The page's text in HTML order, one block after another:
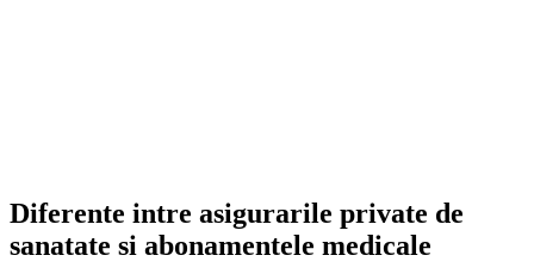
Diferente intre asigurarile private de
sanatate si abonamentele medicale